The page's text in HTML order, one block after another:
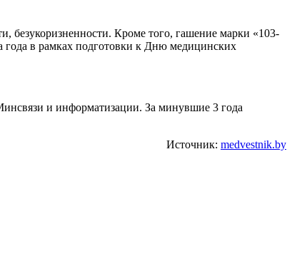
безукоризненности. Кроме того, гашение марки «103-
года в рамках подготовки к Дню медицинских
и информатизации. За минувшие 3 года
Источник: medvestnik.by